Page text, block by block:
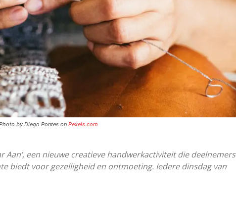
by Diego Pontes onPexels.com
Aan’, een nieuwe creatieve handwerkactiviteit die deelnemers
biedt voor gezelligheid en ontmoeting. Iedere dinsdag van